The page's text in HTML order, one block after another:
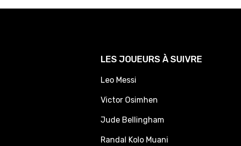
LES JOUEURS À SUIVRE
Leo Messi
Victor Osimhen
Jude Bellingham
Randal Kolo Muani